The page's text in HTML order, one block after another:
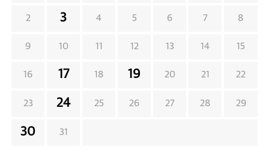
2 3 4 5 6 7 8
9 10 11 12 13 14 15
16 17 18 19 20 21 22
23 24 25 26 27 28 29
30 31